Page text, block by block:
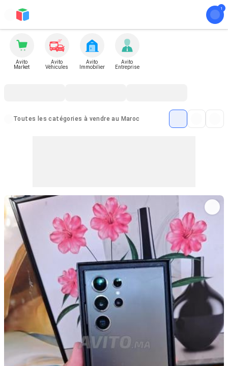
Avito
Market
Avito
Véhicules
Avito
Immobilier
Avito
Entreprise
Toutes les catégories à vendre au Maroc